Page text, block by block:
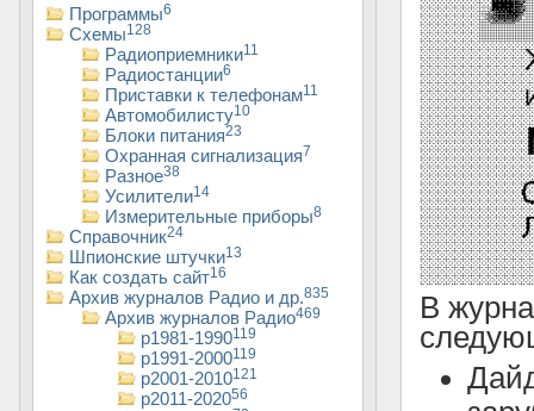
В
Программы6
Схемы128
Радиоприемники11
Радиостанции6
Приставки к телефонам11
Автомобилисту10
Блоки питания23
Охранная сигнализация7
Разное38
Усилители14
Измерительные приборы8
Справочник24
Шпионские штучки13
Как создать сайт16
Архив журналов Радио и др.835
Архив журналов Радио469
р1981-1990119
р1991-2000119
р2001-2010121
р2011-202056